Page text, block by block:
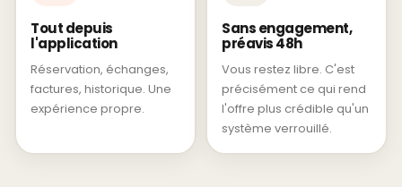
Tout depuis
l'application
Réservation, échanges,
factures, historique. Une
expérience propre.
Sans engagement,
préavis 48h
Vous restez libre. C'est
précisément ce qui rend
l'offre plus crédible qu'un
système verrouillé.